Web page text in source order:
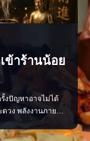
ข้าร้านน้อย
งปัญหาอาจไม่ได้
วง พลังงานภายใน
การตรวจพลังร้าน
ค้ามากขึ้น เมื่อแก้